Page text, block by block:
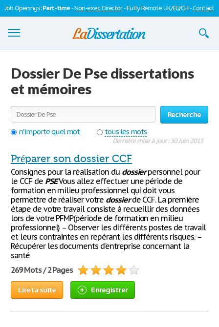
Job Openings:Part-time -Non-exec Director- Fully Remote UK/EU/CH -Contact
S'inscrire
Se connecter
Contactez-nous
Dossier De Pse dissertations
et mémoires
Recherche
n'importe quel mot
tous les mots
Dernière mise à jour : 30 Juin 2015
Préparer son dossier CCF
Consignes pour la réalisation du dossierpersonnel pour
le CCF de PSEVous allez effectuer une période de
formation en milieu professionnel qui doit vous
permettre de réaliser votre dossierde CCF. La première
étape de votre travail consiste à recueillir des données
lors de votre PFMP(période de formation en milieu
professionnel) – Observer les différents postes de travail
et leurs contraintes en repérant les différents risques. –
Récupérer les documents d'entreprise concernant la
santé
269 Mots / 2 Pages
Lire la suite Enregistrer